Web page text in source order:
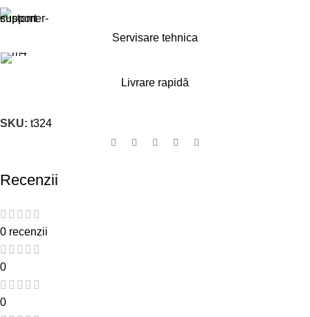
Servisare tehnica
Livrare rapidă
SKU: t324
Recenzii
0 recenzii
0
0